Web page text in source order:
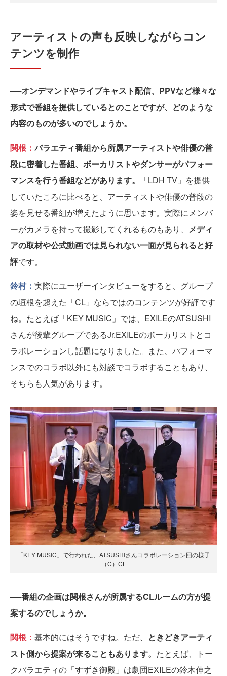
アーティストの声も反映しながらコン
テンツを制作
──オンデマンドやライブキャスト配信、PPVなど様々な
形式で番組を提供しているとのことですが、どのような
内容のものが多いのでしょうか。
関根：バラエティ番組から所属アーティストや俳優の普
段に密着した番組、ボーカリストやダンサーがパフォー
マンスを行う番組などがあります。
「LDH TV」を提供
していたころに比べると、アーティストや俳優の普段の
姿を見せる番組が増えたように思います。実際にメンバ
ーがカメラを持って撮影してくれるものもあり、 メディ
アの取材や公式動画では見られない一面が見られると好
評です。
鈴村： 実際にユーザーインタビューをすると、グループ
の垣根を超えた「CL」ならではのコンテンツが好評です
ね。たとえば「KEY MUSIC」では、EXILEのATSUSHI
さんが後輩グループであるJr.EXILEのボーカリストとコ
ラボレーションし話題になりました。また、パフォーマ
ンスでのコラボ以外にも対談でコラボすることもあり、
そちらも人気があります。
「KEY MUSIC」で行われた、ATSUSHIさんコラボレーション回の様子
（C）CL
──番組の企画は関根さんが所属するCLルームの方が提
案するのでしょうか。
関根： 基本的にはそうですね。ただ、 ときどきアーティ
スト側から提案が来ることもあります。 たとえば、トー
クバラエティの「すずき御殿」は劇団EXILEの鈴木伸之